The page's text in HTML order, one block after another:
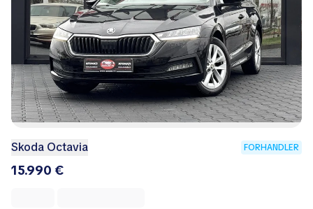
Skoda Octavia FORHANDLER
15.990 €